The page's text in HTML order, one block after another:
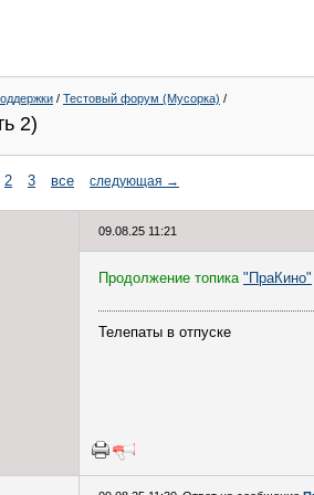
/ Тестовый форум (Мусорка) /
2)
2 3 все следующая →
09.08.25 11:21
Продолжение топика "ПраКино"
Телепаты в отпуске